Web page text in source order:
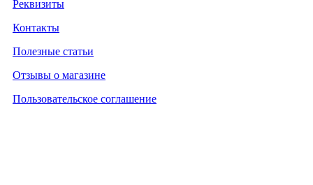
Реквизиты
Контакты
Полезные статьи
Отзывы о магазине
Пользовательское соглашение